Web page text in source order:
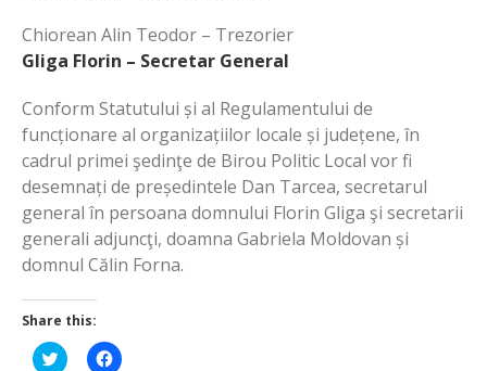
Chiorean Alin Teodor – Trezorier
Gliga Florin – Secretar General
Conform Statutului și al Regulamentului de
funcționare al organizațiilor locale și județene, în
cadrul primei şedinţe de Birou Politic Local vor fi
desemnați de președintele Dan Tarcea, secretarul
general în persoana domnului Florin Gliga şi secretarii
generali adjuncţi, doamna Gabriela Moldovan și
domnul Călin Forna.
Share this:
Click Click